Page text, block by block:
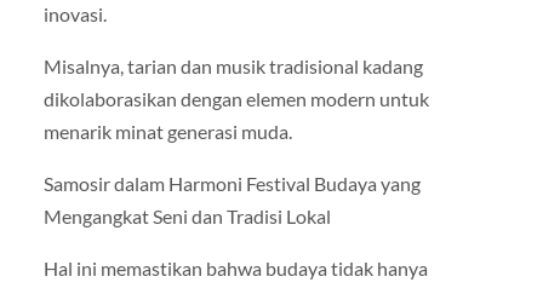
inovasi.
Misalnya, tarian dan musik tradisional kadang
dikolaborasikan dengan elemen modern untuk
menarik minat generasi muda.
Samosir dalam Harmoni Festival Budaya yang
Mengangkat Seni dan Tradisi Lokal
Hal ini memastikan bahwa budaya tidak hanya